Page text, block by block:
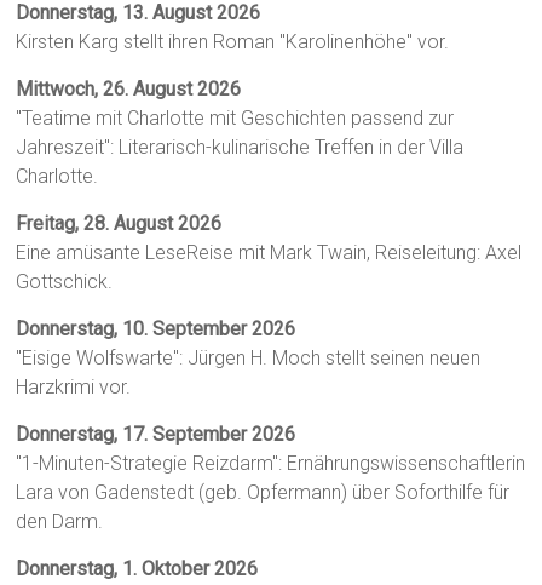
Donnerstag, 13. August 2026
Kirsten Karg stellt ihren Roman "Karolinenhöhe" vor.
Mittwoch, 26. August 2026
"Teatime mit Charlotte mit Geschichten passend zur
Jahreszeit": Literarisch-kulinarische Treffen in der Villa
Charlotte.
Freitag, 28. August 2026
Eine amüsante LeseReise mit Mark Twain, Reiseleitung: Axel
Gottschick.
Donnerstag, 10. September 2026
"Eisige Wolfswarte": Jürgen H. Moch stellt seinen neuen
Harzkrimi vor.
Donnerstag, 17. September 2026
"1-Minuten-Strategie Reizdarm": Ernährungswissenschaftlerin
Lara von Gadenstedt (geb. Opfermann) über Soforthilfe für
den Darm.
Donnerstag, 1. Oktober 2026